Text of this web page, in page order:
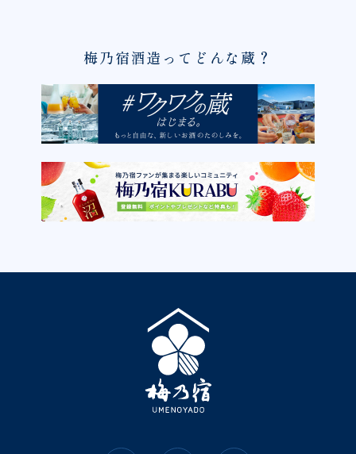
梅乃宿酒造ってどんな蔵？